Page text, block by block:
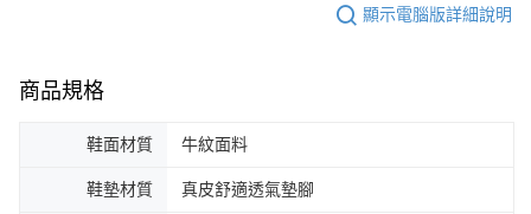
顯示電腦版詳細說明
商品規格
鞋面材質 牛紋面料
鞋墊材質 真皮舒適透氣墊腳